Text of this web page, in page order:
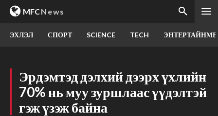
MFCNews
ЭХЛЭЛ СПОРТ SCIENCE TECH
Эрдэмтэд дэлхий дээрх үхлийн
70% нь муу зуршлаас үүдэлтэй
гэж үзэж байна